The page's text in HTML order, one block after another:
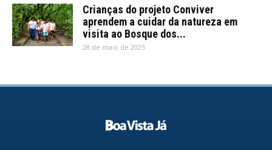
Crianças do projeto Conviver
aprendem a cuidar da natureza em
visita ao Bosque dos...
28 de maio de 2025